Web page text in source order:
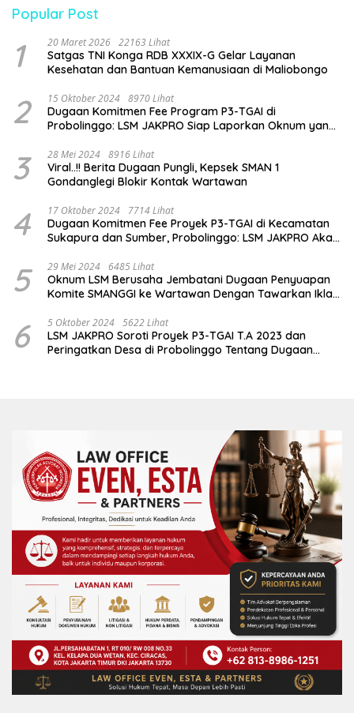
Popular Post
1 20 Maret 2026 22163 Lihat
Satgas TNI Konga RDB XXXIX-G Gelar Layanan
Kesehatan dan Bantuan Kemanusiaan di Maliobongo
2 15 Oktober 2024 8970 Lihat
Dugaan Komitmen Fee Program P3-TGAI di
Probolinggo: LSM JAKPRO Siap Laporkan Oknum yang
3 28 Mei 2024 8916 Lihat
Viral..!! Berita Dugaan Pungli, Kepsek SMAN 1
Gondanglegi Blokir Kontak Wartawan
4 17 Oktober 2024 7714 Lihat
Dugaan Komitmen Fee Proyek P3-TGAI di Kecamatan
Sukapura dan Sumber, Probolinggo: LSM JAKPRO Akan
5 29 Mei 2024 6485 Lihat
Oknum LSM Berusaha Jembatani Dugaan Penyuapan
Komite SMANGGI ke Wartawan Dengan Tawarkan Iklan
6 5 Oktober 2024 5622 Lihat
LSM JAKPRO Soroti Proyek P3-TGAI T.A 2023 dan
Peringatkan Desa di Probolinggo Tentang Dugaan